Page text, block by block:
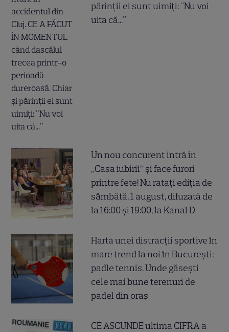
părinții ei sunt uimiți: "Nu voi
uita că..."
Un nou concurent intră în
„Casa iubirii” și face furori
printre fete! Nu ratați ediția de
sâmbătă, 1 august, difuzată de
la 16:00 și 19:00, la Kanal D
Harta unei distracții sportive în
mare trend la noi în București:
padle tennis. Unde găsești
cele mai bune terenuri de
padel din oraș
CE ASCUNDE ultima CIFRA a